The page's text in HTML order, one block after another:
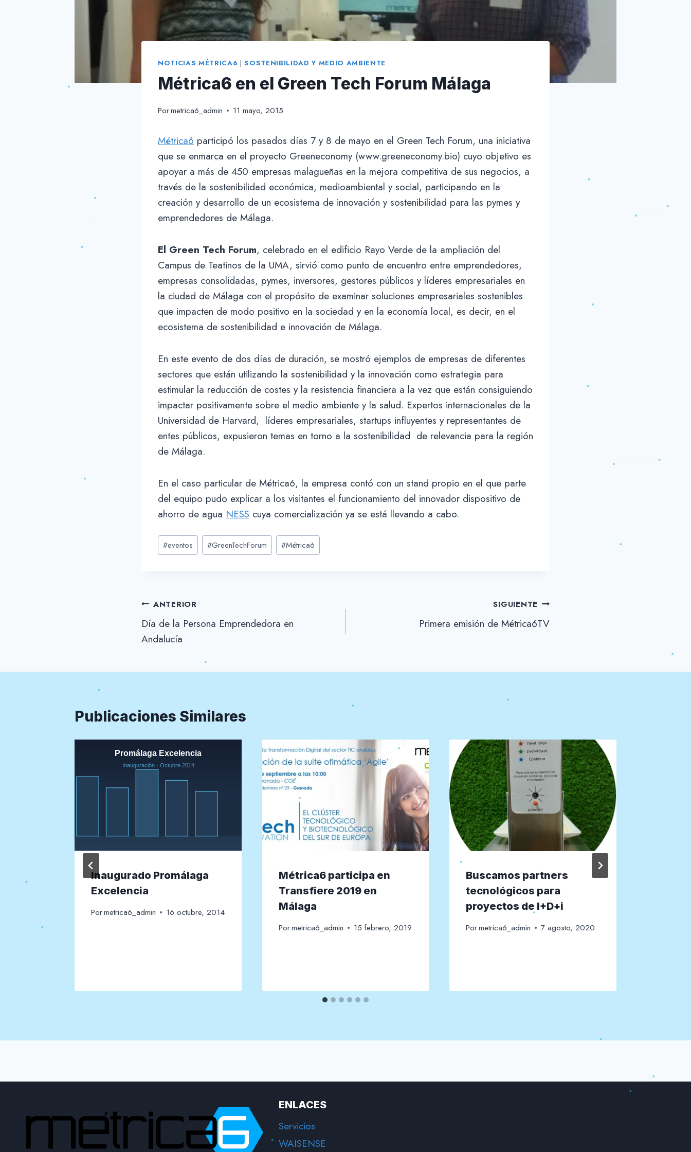
NOTICIAS MÉTRICA6 |SOSTENIBILIDAD Y MEDIO AMBIENTE
Métrica6 en el Green Tech Forum Málaga
Pormetrica6_admin 11 mayo, 2015
Métrica6 participó los pasados días 7 y 8 de mayo en el Green Tech Forum, una iniciativa
que se enmarca en el proyecto Greeneconomy (www.greeneconomy.bio) cuyo objetivo es
apoyar a más de 450 empresas malagueñas en la mejora competitiva de sus negocios, a
través de la sostenibilidad económica, medioambiental y social, participando en la
creación y desarrollo de un ecosistema de innovación y sostenibilidad para las pymes y
emprendedores de Málaga.
El Green Tech Forum, celebrado en el edificio Rayo Verde de la ampliación del
Campus de Teatinos de la UMA, sirvió como punto de encuentro entre emprendedores,
empresas consolidadas, pymes, inversores, gestores públicos y líderes empresariales en
la ciudad de Málaga con el propósito de examinar soluciones empresariales sostenibles
que impacten de modo positivo en la sociedad y en la economía local, es decir, en el
ecosistema de sostenibilidad e innovación de Málaga.
En este evento de dos días de duración, se mostró ejemplos de empresas de diferentes
sectores que están utilizando la sostenibilidad y la innovación como estrategia para
estimular la reducción de costes y la resistencia financiera a la vez que están consiguiendo
impactar positivamente sobre el medio ambiente y la salud. Expertos internacionales de la
Universidad de Harvard, líderes empresariales, startups influyentes y representantes de
entes públicos, expusieron temas en torno a la sostenibilidad de relevancia para la región
de Málaga.
En el caso particular de Métrica6, la empresa contó con un stand propio en el que parte
del equipo pudo explicar a los visitantes el funcionamiento del innovador dispositivo de
ahorro de agua NESS cuya comercialización ya se está llevando a cabo.
Etiquetas
de
#eventos #GreenTechForum #Métrica6
Navegación
de
ANTERIOR
Día de la Persona Emprendedora en
Andalucía
SIGUIENTE
Primera emisión de Métrica6TV
Publicaciones Similares
Inaugurado Promálaga
Excelencia
Pormetrica6_admin 16 octubre, 2014
Métrica6 participa en
Transfiere 2019 en
Málaga
Pormetrica6_admin 15 febrero, 2019
Buscamos partners
tecnológicos para
proyectos de I+D+i
Pormetrica6_admin 7 agosto, 2020
ENLACES
Servicios
WAISENSE